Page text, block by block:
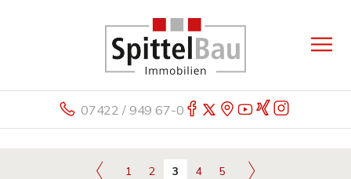
07422 / 949 67-0
1 2 3 4 5